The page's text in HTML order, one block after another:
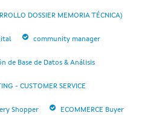
DOSSIER MEMORIA TÉCNICA)
community manager
de Base de Datos & Análisis
- CUSTOMER SERVICE
Shopper ECOMMERCE Buyer